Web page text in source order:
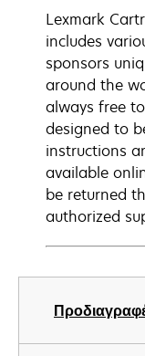
Lexmark
includes
sponsors
around the
always free
designed to
instructions
available
be returned
authorized